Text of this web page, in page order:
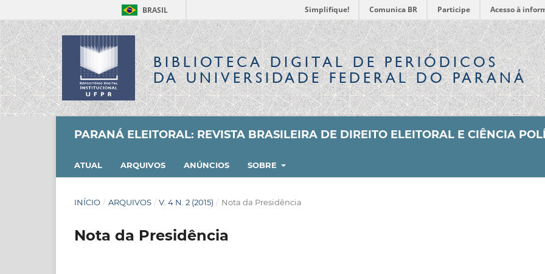
BRASIL Simplifique! Comunica BR Participe Acesso à
BIBLIOTECA DIGITALDE PERIÓDICOS
DA UNIVERSIDADE FEDERAL DO PARANÁ
PARANÁ ELEITORAL: REVISTA BRASILEIRA DE DIREITO ELEITORAL E CIÊNCIA
ATUAL ARQUIVOS ANÚNCIOS SOBRE
INÍCIO / ARQUIVOS / V. 4 N. 2 (2015) / Nota da Presidência
Nota da Presidência